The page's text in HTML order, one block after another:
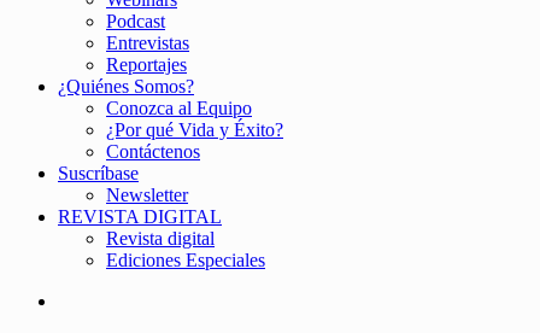
Podcast
Entrevistas
Reportajes
¿Quiénes Somos?
Conozca al Equipo
¿Por qué Vida y Éxito?
Contáctenos
Suscríbase
Newsletter
REVISTA DIGITAL
Revista digital
Ediciones Especiales